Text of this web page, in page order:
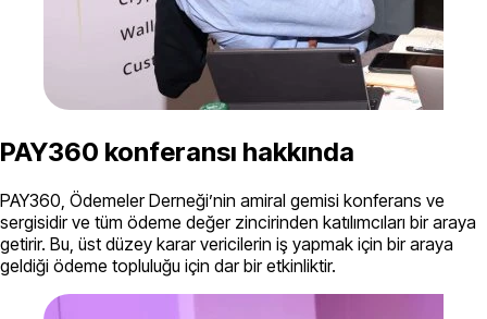
PAY360 konferansı hakkında
PAY360, Ödemeler Derneği’nin amiral gemisi konferans ve
sergisidir ve tüm ödeme değer zincirinden katılımcıları bir araya
getirir. Bu, üst düzey karar vericilerin iş yapmak için bir araya
geldiği ödeme topluluğu için dar bir etkinliktir.